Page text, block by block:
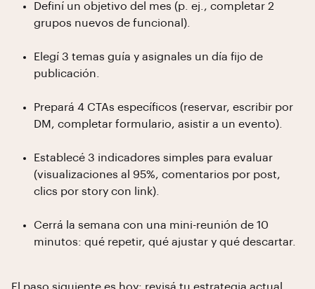
Definí un objetivo del mes (p. ej., completar 2
grupos nuevos de funcional).
Elegí 3 temas guía y asignales un día fijo de
publicación.
Prepará 4 CTAs específicos (reservar, escribir por
DM, completar formulario, asistir a un evento).
Establecé 3 indicadores simples para evaluar
(visualizaciones al 95%, comentarios por post,
clics por story con link).
Cerrá la semana con una mini-reunión de 10
minutos: qué repetir, qué ajustar y qué descartar.